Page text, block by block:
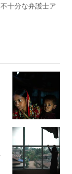
十分な弁護士ア